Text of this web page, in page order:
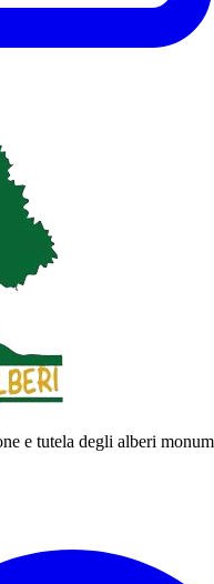
shortcuts
e tutela degli alberi